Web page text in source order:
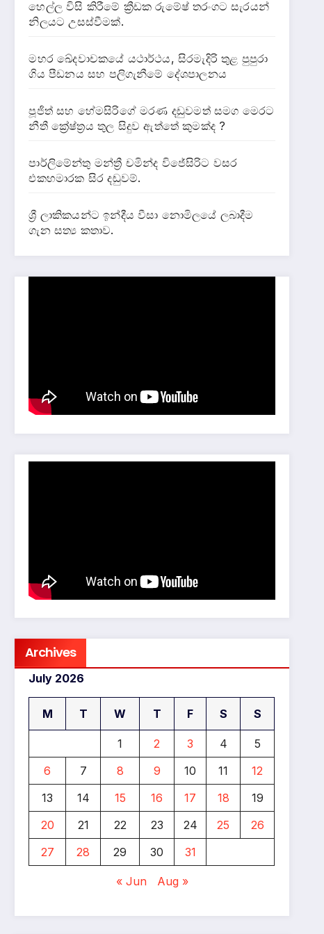
හෙල්ල විසි කිරීමේ ක්‍රීඩක රුමේෂ් තරංගට සැරයන්
නිලයට උසස්වීමක්.
මහර ඛේදවාචකයේ යථාර්ථය, සිරමැදිරි තුළ පුපුරා
ගිය පීඩනය සහ පලිගැනීමේ දේශපාලනය
පූජිත් සහ හේමසිරිගේ මරණ දඩුවමත් සමග මෙරට
නීතී ක්‍රේෂ්ත්‍රය තුල සිදුව ඇත්තේ කුමක්ද ?
පාර්ලිමේන්තු මන්ත්‍රී චමින්ද විජේසිරිට වසර
එකහමාරක සිර දඬුවම්.
ශ්‍රී ලාකිකයන්ට ඉන්දීය වීසා නොමිලයේ ලබාදීම
ගැන සත්‍ය කතාව.
Archives
July 2026
M T W T F S S
1 2 3 4
5
6
7 8 9 10 11
12
13
14 15 16 17 18
19
20
21 22 23 24 25
26
27
28 29 30 31
« Jun Aug »